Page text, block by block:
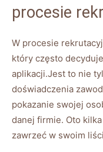
procesie
W procesie
który często
aplikacji.Jest to nie
doświadczenia
pokazanie swojej
danej firmie. Oto
zawrzeć w swoim